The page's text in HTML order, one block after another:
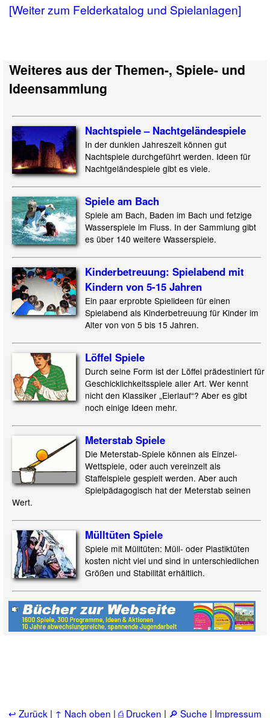
[Weiter zum Felderkatalog und Spielanlagen]
Weiteres aus der Themen-, Spiele- und
Ideensammlung
Nachtspiele – Nachtgeländespiele
In der dunklen Jahreszeit können gut
Nachtspiele durchgeführt werden. Ideen für
Nachtgeländespiele gibt es viele.
Spiele am Bach
Spiele am Bach, Baden im Bach und fetzige
Wasserspiele im Fluss. In der Sammlung gibt
es über 140 weitere Wasserspiele.
Kinderbetreuung: Spielabend mit
Kindern von 5-15 Jahren
Ein paar erprobte Spielideen für einen
Spielabend als Kinderbetreuung für Kinder im
Alter von von 5 bis 15 Jahren.
Löffel Spiele
Durch seine Form ist der Löffel prädestiniert für
Geschicklichkeitsspiele aller Art. Wer kennt
nicht den Klassiker „Eierlauf“? Aber es gibt
noch einige Ideen mehr.
Meterstab Spiele
Die Meterstab-Spiele können als Einzel-
Wettspiele, oder auch vereinzelt als
Staffelspiele gespielt werden. Aber auch
Spielpädagogisch hat der Meterstab seinen
Wert.
Mülltüten Spiele
Spiele mit Mülltüten: Müll- oder Plastiktüten
kosten nicht viel und sind in unterschiedlichen
Größen und Stabilität erhältlich.
↩ Zurück | ↑ Nach oben | ⎙ Drucken | 🔎 Suche | Impressum